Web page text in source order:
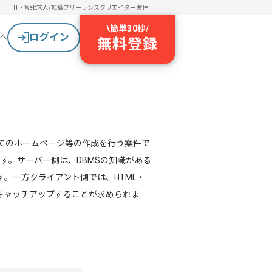
IT・Web求人/転職フリーランスクリエイター案件
ログイン
\簡単30秒/
無料登録
のホームページ等の作成を行う案件で
。サーバー側は、DBMSの知識がある
一方クライアント側では、HTML・
ッチアップすることが求められま